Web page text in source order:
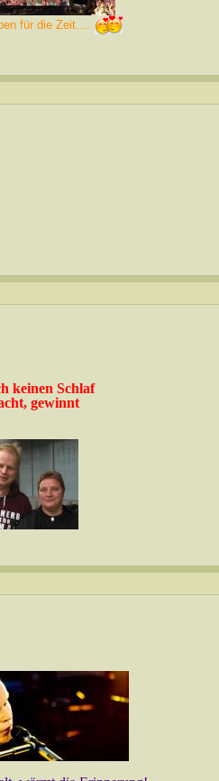
für die Zeit....
keinen Schlaf
gewinnt